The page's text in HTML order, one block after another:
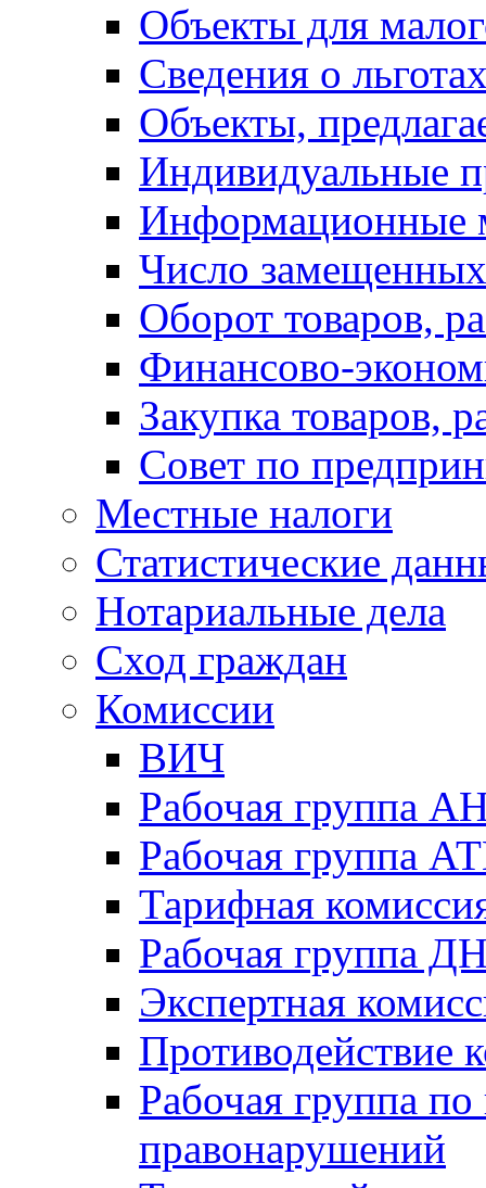
Объекты для
Сведения о
Объекты,
Индивидуальные
Информационные
Число
Оборот товаров,
Финансово-
Закупка товаров,
Совет по
Местные налоги
Статистические
Нотариальные дела
Сход граждан
Комиссии
ВИЧ
Рабочая группа
Рабочая группа
Тарифная
Рабочая группа
Экспертная
Противодействие
Рабочая группа
правонарушений